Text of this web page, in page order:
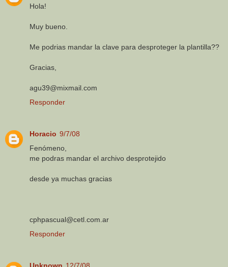
Hola!
Muy bueno.
Me podrias mandar la clave para desproteger la plantilla??
Gracias,
agu39@mixmail.com
Responder
Horacio 9/7/08
Fenómeno,
me podras mandar el archivo desprotejido
desde ya muchas gracias
cphpascual@cetl.com.ar
Responder